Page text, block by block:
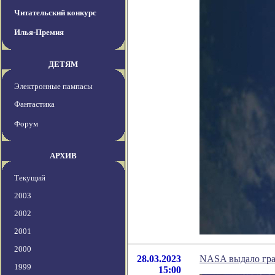
Читательский конкурс
Илья-Премия
ДЕТЯМ
Электронные пампасы
Фантастика
Форум
АРХИВ
Текущий
2003
2002
2001
2000
1999
28.03.2023
15:00
NASA выдало